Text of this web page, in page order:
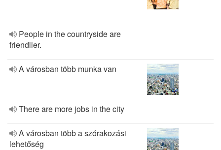
People in the countryside are
friendlier.
A városban több munka van
There are more jobs in the city
A városban több a szórakozási
lehetőség